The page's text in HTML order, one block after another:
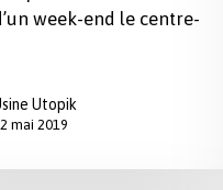
week-end le centre-
Utopik
mai 2019